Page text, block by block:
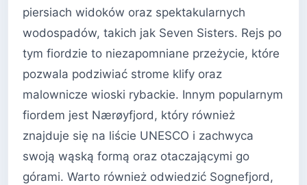
piersiach widoków oraz spektakularnych
wodospadów, takich jak Seven Sisters. Rejs po
tym fiordzie to niezapomniane przeżycie, które
pozwala podziwiać strome klify oraz
malownicze wioski rybackie. Innym popularnym
fiordem jest Nærøyfjord, który również
znajduje się na liście UNESCO i zachwyca
swoją wąską formą oraz otaczającymi go
górami. Warto również odwiedzić Sognefjord,